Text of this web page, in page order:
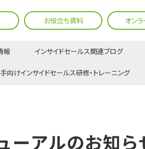
お役立ち資料 オン
向けインサイドセールス研修・トレーニング
報 インサイドセールス関連ブログ
ーアルのお知ら